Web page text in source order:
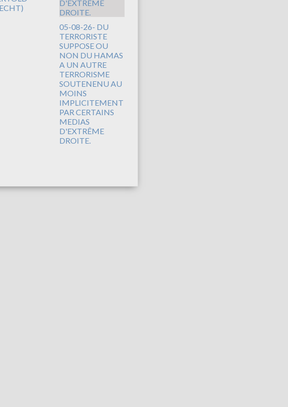
05-08-26- DU
TERRORISTE
SUPPOSE OU
NON DU HAMAS
A UN AUTRE
TERRORISME
SOUTENENU AU
MOINS
IMPLICITEMENT
PAR CERTAINS
MEDIAS
D'EXTRÊME
DROITE.